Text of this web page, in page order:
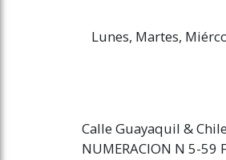
Lunes, Martes,
Calle Guayaquil &
NUMERACION N 5-59